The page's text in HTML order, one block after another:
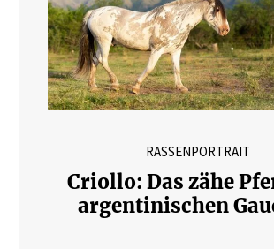
RASSENPORTRAIT
Criollo: Das zähe
argentinischen